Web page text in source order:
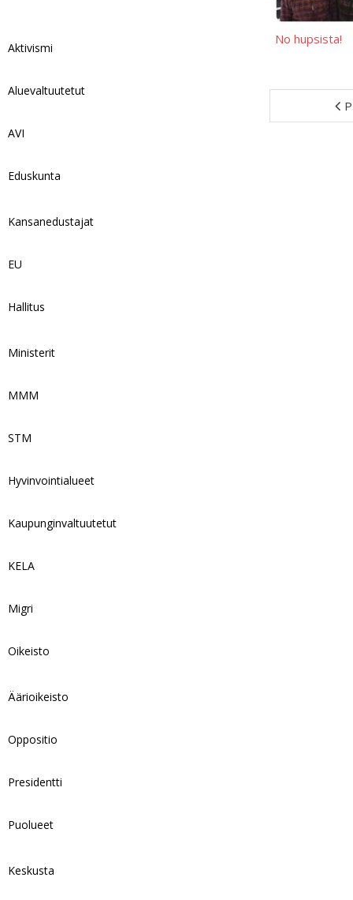
No hupsista!
Aktivismi
Aluevaltuutetut
AVI
Eduskunta
Kansanedustajat
EU
Hallitus
Ministerit
MMM
STM
Hyvinvointialueet
Kaupunginvaltuutetut
KELA
Migri
Oikeisto
Äärioikeisto
Oppositio
Presidentti
Puolueet
Keskusta